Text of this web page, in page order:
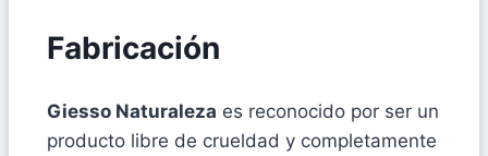
Fabricación
Giesso Naturaleza es reconocido por ser un
producto libre de crueldad y completamente